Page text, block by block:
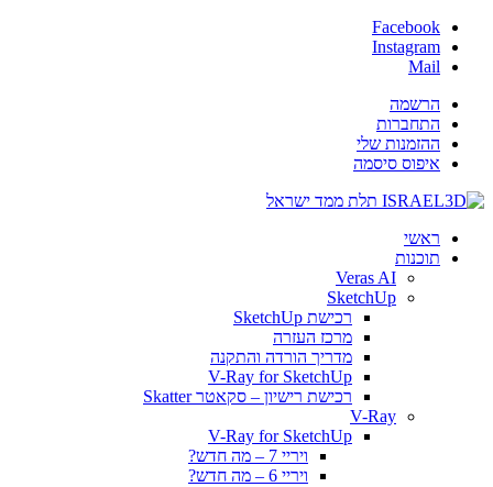
Facebook
Instagram
Mail
הרשמה
התחברות
ההזמנות שלי
איפוס סיסמה
ראשי
תוכנות
Veras AI
SketchUp
רכישת SketchUp
מרכז העזרה
מדריך הורדה והתקנה
V-Ray for SketchUp
רכישת רישיון – סקאטר Skatter
V-Ray
V-Ray for SketchUp
ויריי 7 – מה חדש?
ויריי 6 – מה חדש?